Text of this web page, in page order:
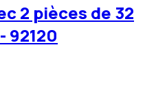
2 pièces de 32
92120